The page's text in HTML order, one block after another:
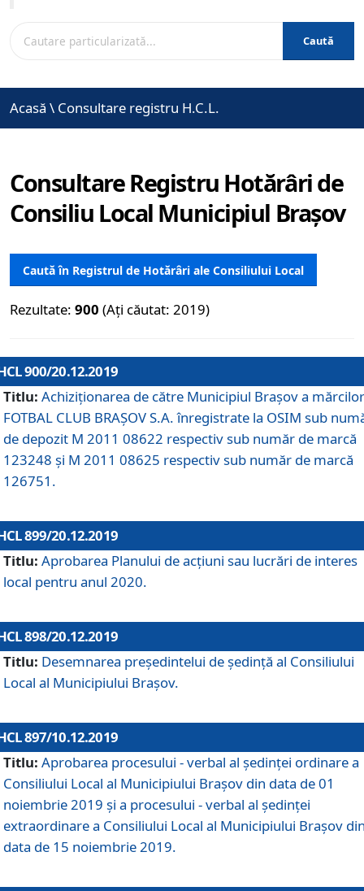
Caută
Acasă \ Consultare registru H.C.L.
Consultare Registru Hotărâri de
Consiliu Local Municipiul Brașov
Caută în Registrul de Hotărâri ale Consiliului Local
Rezultate: 900 (Ați căutat: 2019)
900/20.12.2019
Titlu: Achiziționarea de către Municipiul Brașov a mărcilor
FOTBAL CLUB BRAȘOV S.A. înregistrate la OSIM sub
de depozit M 2011 08622 respectiv sub număr de marcă
123248 și M 2011 08625 respectiv sub număr de marcă
126751.
899/20.12.2019
Titlu: Aprobarea Planului de acţiuni sau lucrări de interes
local pentru anul 2020.
898/20.12.2019
Titlu: Desemnarea preşedintelui de şedinţă al Consiliului
Local al Municipiului Braşov.
897/10.12.2019
Titlu: Aprobarea procesului - verbal al şedinţei ordinare a
Consiliului Local al Municipiului Brașov din data de 01
noiembrie 2019 și a procesului - verbal al ședinței
extraordinare a Consiliului Local al Municipiului Brașov
data de 15 noiembrie 2019.